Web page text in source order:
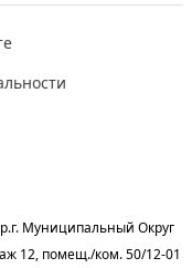
Муниципальный Округ
12, помещ./ком. 50/12-01